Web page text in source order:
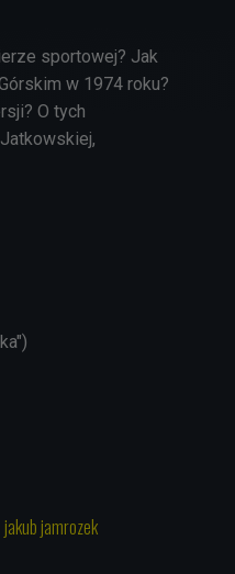
sportowej? Jak
w 1974 roku?
O tych
jakub jamrozek